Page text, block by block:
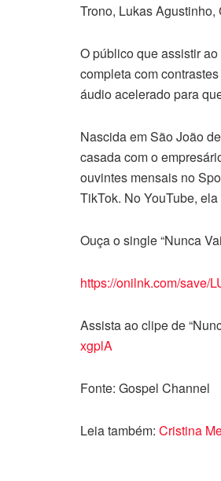
Trono, Lukas
O público que assistir
completa com
áudio acelerado para
Nascida em São João
casada com o
ouvintes mensais no
TikTok. No YouTube,
Ouça o single “Nunca
https://onilnk.com/save/
Assista ao clipe de
xgplA
Fonte: Gospel Channel
Leia também: Cristina